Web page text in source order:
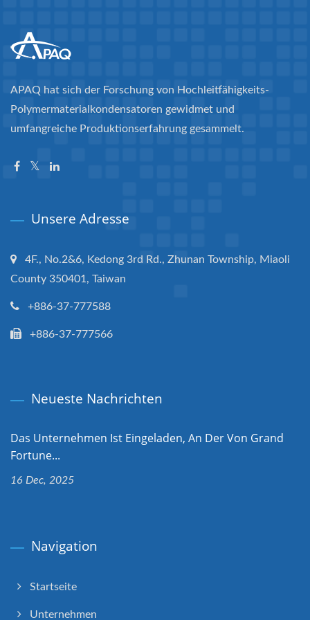
APAQ hat sich der Forschung von Hochleitfähigkeits-
Polymermaterialkondensatoren gewidmet und
umfangreiche Produktionserfahrung gesammelt.
Unsere Adresse
4F., No.2&6, Kedong 3rd Rd., Zhunan Township, Miaoli
County 350401, Taiwan
+886-37-777588
+886-37-777566
Neueste Nachrichten
Das Unternehmen Ist Eingeladen, An Der Von Grand
Fortune...
16 Dec, 2025
Navigation
Startseite
Unternehmen